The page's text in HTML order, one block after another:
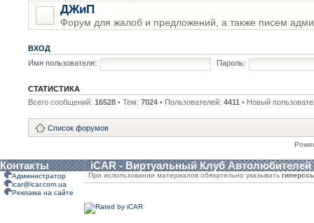
ДЖиП
Форум для жалоб и предложений, а также писем
ВХОД
Имя пользователя:
Пароль:
СТАТИСТИКА
Всего сообщений: 16528 • Тем: 7024 • Пользователей: 4411 • Новый
Список форумов
Контакты iCAR - Виртуальный Клуб Автолюбителей
Администратор
icar@icar.com.ua
Реклама на сайте
При использовании материалов обязательно указывать